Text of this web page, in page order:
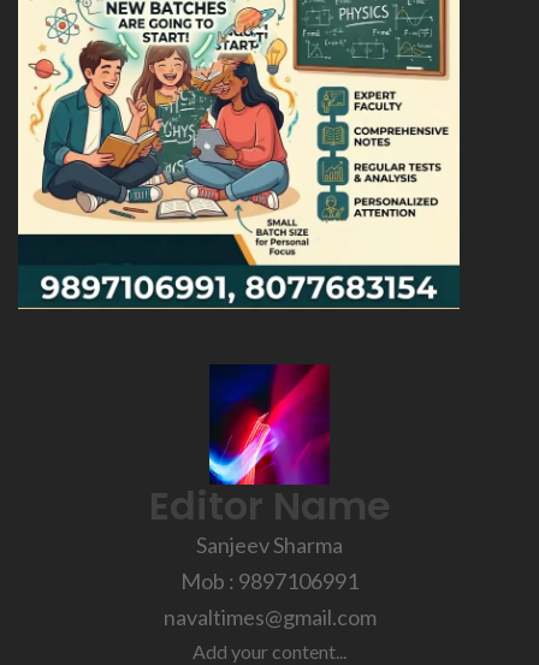
Editor Name
Sanjeev Sharma
Mob : 9897106991
navaltimes@gmail.com
Add your content...